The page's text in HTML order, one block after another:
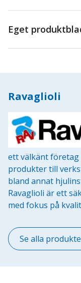
Eget
Ravaglioli
ett välkänt
produkter till
bland annat
Ravaglioli är ett
med fokus på
Se alla